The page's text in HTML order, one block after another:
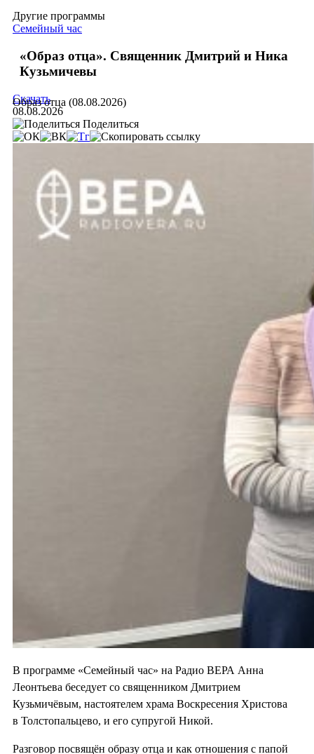
Другие программы
Семейный час
«Образ отца». Священник Дмитрий и Ника
Кузьмичевы
Образ отца (08.08.2026)
Скачать
08.08.2026
Поделиться
В программе «Семейный час» на Радио ВЕРА Анна
Леонтьева беседует со священником Дмитрием
Кузьмичёвым, настоятелем храма Воскресения Христова
в Толстопальцево, и его супругой Никой.
Разговор посвящён образу отца и как отношения с папой